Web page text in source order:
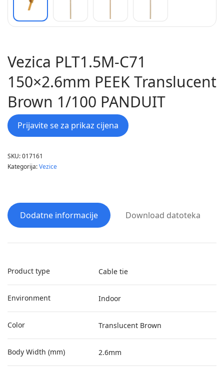
Vezica PLT1.5M-C71
150×2.6mm PEEK Translucent
Brown 1/100 PANDUIT
Prijavite se za prikaz cijena
SKU:017161
Kategorija:Vezice
Dodatne informacije Download datoteka
Product type Cable tie
Environment Indoor
Color Translucent Brown
Body Width (mm) 2.6mm